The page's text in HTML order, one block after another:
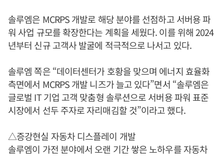
솔루엠은 MCRPS 개발로 해당 분야를 선점하고 서버용 파
워 사업 규모를 확장한다는 계획을 세웠다. 이를 위해 2024
년부터 신규 고객사 발굴에 적극적으로 나서고 있다.
솔루엠 쪽은 “데이터센터가 호황을 맞으며 에너지 효율화
측면에서 MCRPS 개발 니즈가 늘고 있다”면서 “솔루엠은
글로벌 IT 기업 고객 맞춤형 솔루션으로 서버용 파워 표준
시장에서 선두 주자로 자리매김할 것”이라고 했다.
△증강현실 자동차 디스플레이 개발
솔루엠이 가전 분야에서 오랜 기간 쌓은 노하우를 자동차